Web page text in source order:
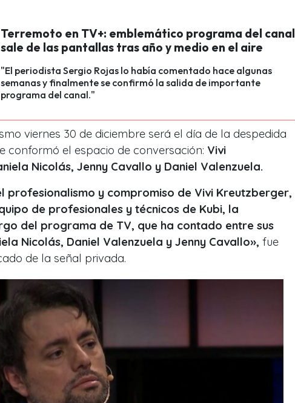
Terremoto en TV+: emblemático programa del canal
sale de las pantallas tras año y medio en el aire
"El periodista Sergio Rojas lo había comentado hace algunas
semanas y finalmente se confirmó la salida de importante
programa del canal."
viernes 30 de diciembre será el día de la despedida
conformó el espacio de conversación: Vivi
Nicolás, Jenny Cavallo y Daniel Valenzuela.
profesionalismo y compromiso de Vivi Kreutzberger,
de profesionales y técnicos de Kubi, la
del programa de TV, que ha contado entre sus
Nicolás, Daniel Valenzuela y Jenny Cavallo», fue
de la señal privada.